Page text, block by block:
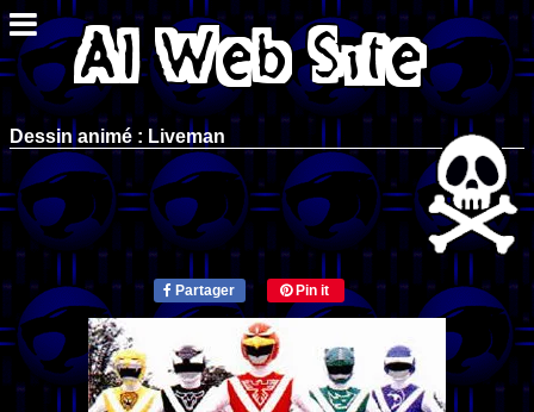
Dessin animé : Liveman
Partager Pin it